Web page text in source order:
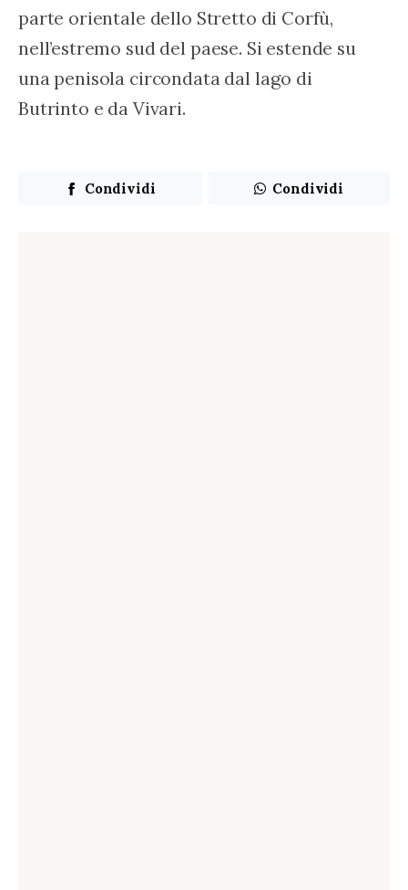
parte orientale dello Stretto di Corfù,
nell’estremo sud del paese. Si estende su
una penisola circondata dal lago di
Butrinto e da Vivari.
Condividi Condividi